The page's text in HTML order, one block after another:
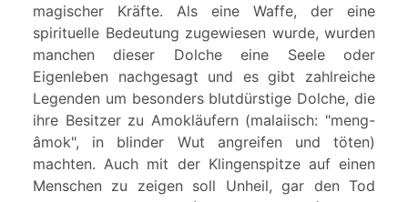
magischer Kräfte. Als eine Waffe, der eine
spirituelle Bedeutung zugewiesen wurde, wurden
manchen dieser Dolche eine Seele oder
Eigenleben nachgesagt und es gibt zahlreiche
Legenden um besonders blutdürstige Dolche, die
ihre Besitzer zu Amokläufern (malaiisch: "meng-
âmok", in blinder Wut angreifen und töten)
machten. Auch mit der Klingenspitze auf einen
Menschen zu zeigen soll Unheil, gar den Tod